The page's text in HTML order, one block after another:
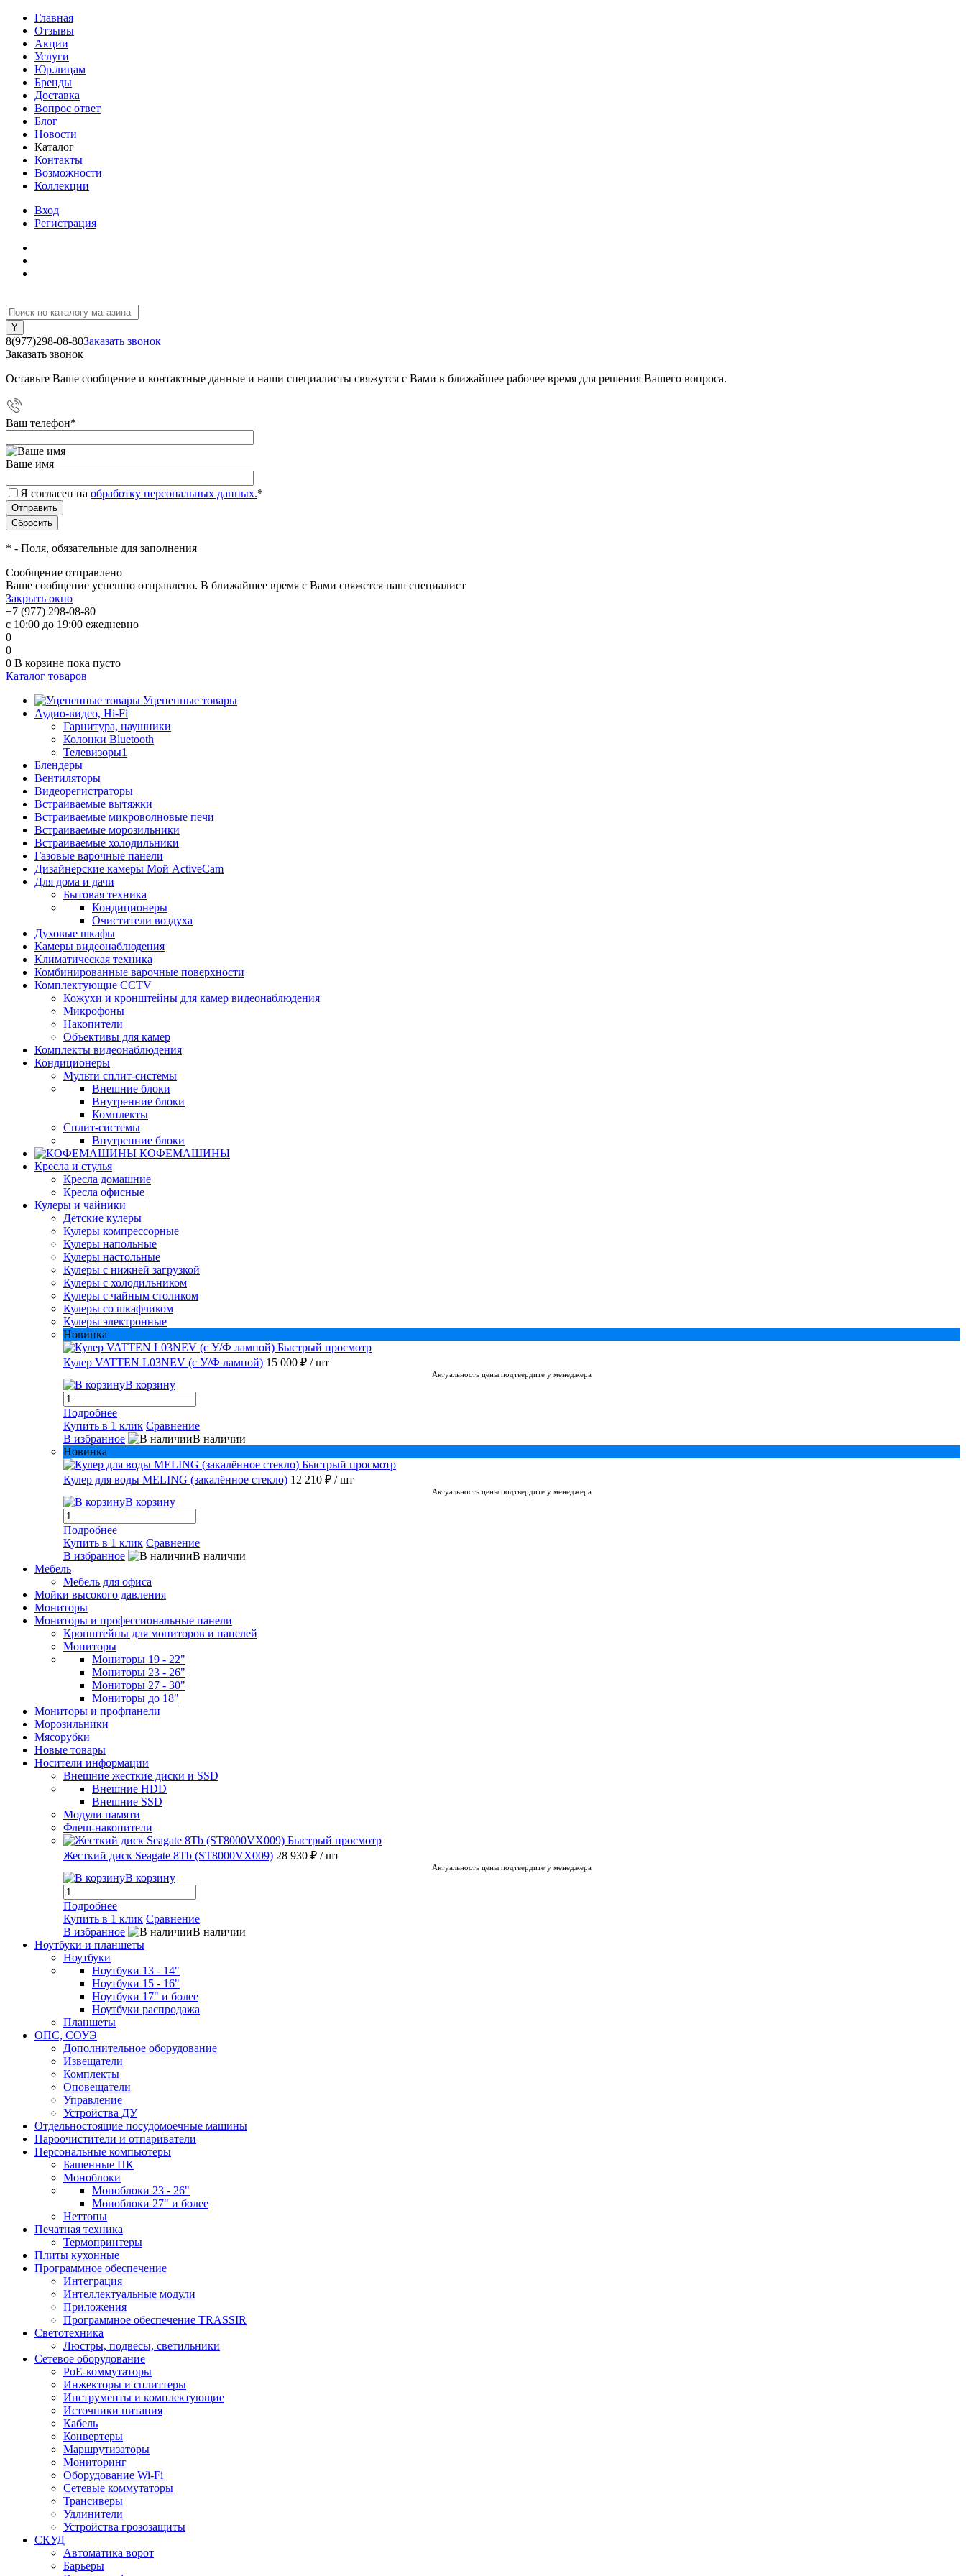
Главная
Отзывы
Акции
Услуги
Юр.лицам
Бренды
Доставка
Вопрос ответ
Блог
Новости
Каталог
Контакты
Возможности
Коллекции
Вход
Регистрация
8(977)298-08-80Заказать звонок
Заказать звонок
Оставьте Ваше сообщение и контактные данные и наши специалисты свяжутся с Вами в ближайшее рабочее время для решения Вашего вопроса.
Ваш телефон*
Ваше имя
Я согласен на обработку персональных данных.*
* - Поля, обязательные для заполнения
Сообщение отправлено
Ваше сообщение успешно отправлено. В ближайшее время с Вами свяжется наш специалист
Закрыть окно
+7 (977) 298-08-80
с 10:00 до 19:00 ежедневно
0
0
0 В корзине пока пусто
Каталог товаров
Уцененные товары
Аудио-видео, Hi-Fi
Гарнитура, наушники
Колонки Bluetooth
Телевизоры1
Блендеры
Вентиляторы
Видеорегистраторы
Встраиваемые вытяжки
Встраиваемые микроволновые печи
Встраиваемые морозильники
Встраиваемые холодильники
Газовые варочные панели
Дизайнерские камеры Мой ActiveCam
Для дома и дачи
Бытовая техника
Кондиционеры
Очистители воздуха
Духовые шкафы
Камеры видеонаблюдения
Климатическая техника
Комбинированные варочные поверхности
Комплектующие CCTV
Кожухи и кронштейны для камер видеонаблюдения
Микрофоны
Накопители
Объективы для камер
Комплекты видеонаблюдения
Кондиционеры
Мульти сплит-системы
Внешние блоки
Внутренние блоки
Комплекты
Сплит-системы
Внутренние блоки
КОФЕМАШИНЫ
Кресла и стулья
Кресла домашние
Кресла офисные
Кулеры и чайники
Детские кулеры
Кулеры компрессорные
Кулеры напольные
Кулеры настольные
Кулеры с нижней загрузкой
Кулеры с холодильником
Кулеры с чайным столиком
Кулеры со шкафчиком
Кулеры электронные
Новинка
Быстрый просмотр
Кулер VATTEN L03NEV (с У/Ф лампой) 15 000 ₽ / шт
Актуальность цены подтвердите у менеджера
В корзину
Подробнее
Купить в 1 клик Сравнение
В избранное
В наличии
Новинка
Быстрый просмотр
Кулер для воды MELING (закалённое стекло) 12 210 ₽ / шт
Актуальность цены подтвердите у менеджера
В корзину
Подробнее
Купить в 1 клик Сравнение
В избранное
В наличии
Мебель
Мебель для офиса
Мойки высокого давления
Мониторы
Мониторы и профессиональные панели
Кронштейны для мониторов и панелей
Мониторы
Мониторы 19 - 22"
Мониторы 23 - 26"
Мониторы 27 - 30"
Мониторы до 18"
Мониторы и профпанели
Морозильники
Мясорубки
Новые товары
Носители информации
Внешние жесткие диски и SSD
Внешние HDD
Внешние SSD
Модули памяти
Флеш-накопители
Быстрый просмотр
Жесткий диск Seagate 8Tb (ST8000VX009) 28 930 ₽ / шт
Актуальность цены подтвердите у менеджера
В корзину
Подробнее
Купить в 1 клик Сравнение
В избранное
В наличии
Ноутбуки и планшеты
Ноутбуки
Ноутбуки 13 - 14"
Ноутбуки 15 - 16"
Ноутбуки 17" и более
Ноутбуки распродажа
Планшеты
ОПС, СОУЭ
Дополнительное оборудование
Извещатели
Комплекты
Оповещатели
Управление
Устройства ДУ
Отдельностоящие посудомоечные машины
Пароочистители и отпариватели
Персональные компьютеры
Башенные ПК
Моноблоки
Моноблоки 23 - 26"
Моноблоки 27" и более
Неттопы
Печатная техника
Термопринтеры
Плиты кухонные
Программное обеспечение
Интеграция
Интеллектуальные модули
Приложения
Программное обеспечение TRASSIR
Светотехника
Люстры, подвесы, светильники
Сетевое оборудование
PoE-коммутаторы
Инжекторы и сплиттеры
Инструменты и комплектующие
Источники питания
Кабель
Конвертеры
Маршрутизаторы
Мониторинг
Оборудование Wi-Fi
Сетевые коммутаторы
Трансиверы
Удлинители
Устройства грозозащиты
СКУД
Автоматика ворот
Барьеры